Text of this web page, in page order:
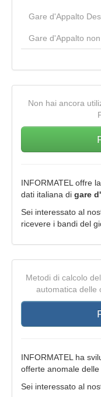
Gare d'Appalto
Gare d'Appalto
Non hai ancora
INFORMATEL offre
dati italiana di gare
Sei interessato al
ricevere i bandi del
Metodi di calcolo
automatica delle
INFORMATEL ha
offerte anomale delle
Sei interessato al